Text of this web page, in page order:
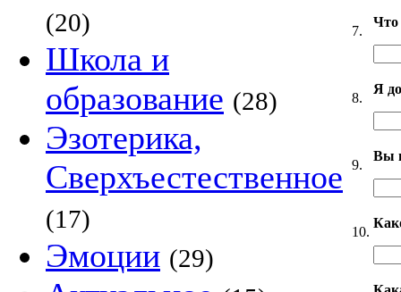
(20)
Школа и
образование (28)
Эзотерика,
Сверхъестественное
(17)
Эмоции (29)
7.
Что
8.
Я
9.
Вы
10.